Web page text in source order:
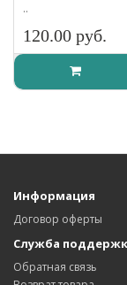
..
120.00 руб.
Информация
Договор оферты
Служба
Обратная связь